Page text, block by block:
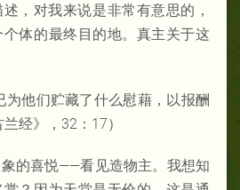
，对我来说是非常有意思的，
体的最终目的地。真主关于这
为他们贮藏了什么慰藉，以报酬
经》，32：17）
的喜悦——看见造物主。我想知